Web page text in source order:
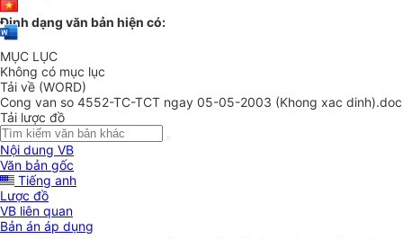
Định dạng văn bản hiện có:
MỤC LỤC
Không có mục lục
Tải về (WORD)
Cong van so 4552-TC-TCT ngay 05-05-2003 (Khong xac dinh).doc
Tải lược đồ
Nội dung VB
Văn bản gốc
Tiếng anh
Lược đồ
VB liên quan
Bản án áp dụng